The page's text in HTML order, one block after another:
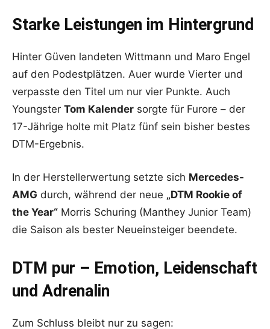
Starke Leistungen im Hintergrund
Hinter Güven landeten Wittmann und Maro Engel
auf den Podestplätzen. Auer wurde Vierter und
verpasste den Titel um nur vier Punkte. Auch
Youngster Tom Kalender sorgte für Furore – der
17-Jährige holte mit Platz fünf sein bisher bestes
DTM-Ergebnis.
In der Herstellerwertung setzte sich Mercedes-
AMG durch, während der neue „DTM Rookie of
the Year“ Morris Schuring (Manthey Junior Team)
die Saison als bester Neueinsteiger beendete.
DTM pur – Emotion, Leidenschaft
und Adrenalin
Zum Schluss bleibt nur zu sagen: